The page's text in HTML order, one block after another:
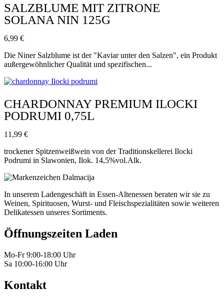
SALZBLUME MIT ZITRONE
SOLANA NIN 125G
6,99 €
Die Niner Salzblume ist der "Kaviar unter den Salzen", ein Produkt
außergewöhnlicher Qualität und spezifischen...
CHARDONNAY PREMIUM ILOCKI
PODRUMI 0,75L
11,99 €
trockener Spitzenweißwein von der Traditionskellerei Ilocki
Podrumi in Slawonien, Ilok. 14,5%vol.Alk.
In unserem Ladengeschäft in Essen-Altenessen beraten wir sie zu
Weinen, Spirituosen, Wurst- und Fleischspezialitäten sowie weiteren
Delikatessen unseres Sortiments.
Öffnungszeiten Laden
Mo-Fr 9:00-18:00 Uhr
Sa 10:00-16:00 Uhr
Kontakt